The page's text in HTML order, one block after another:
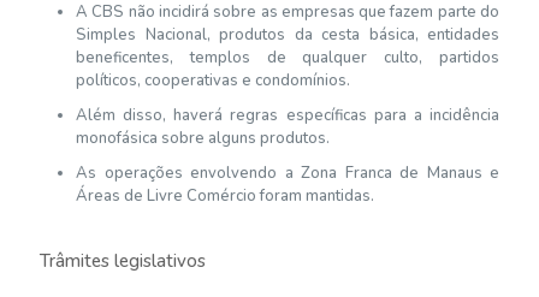
A CBS não incidirá sobre as empresas que fazem parte do
Simples Nacional, produtos da cesta básica, entidades
beneficentes, templos de qualquer culto, partidos
políticos, cooperativas e condomínios.
Além disso, haverá regras específicas para a incidência
monofásica sobre alguns produtos.
As operações envolvendo a Zona Franca de Manaus e
Áreas de Livre Comércio foram mantidas.
Trâmites legislativos